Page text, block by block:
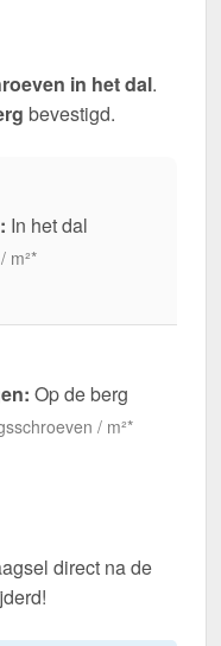
in het dal.
bevestigd.
In het dal
m²*
Op de berg
/ m²*
direct na de